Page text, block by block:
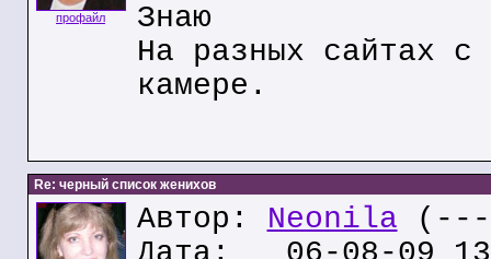
профайл
Знаю
На разных сайтах
камере.
Re: черный список женихов
Автор: Neonila (---